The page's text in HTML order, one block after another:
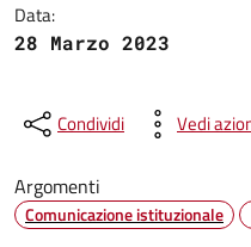
Data:
28 Marzo 2023
Condividi Vedi
Argomenti
Comunicazione istituzionale